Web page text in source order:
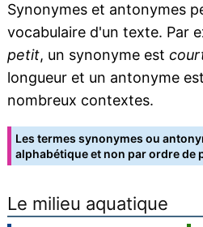
Synonymes et antonymes
vocabulaire d'un texte. Par
petit, un synonyme est
longueur et un antonyme est
nombreux contextes.
Les termes synonymes ou
alphabétique et non par ordre de
Le milieu aquatique